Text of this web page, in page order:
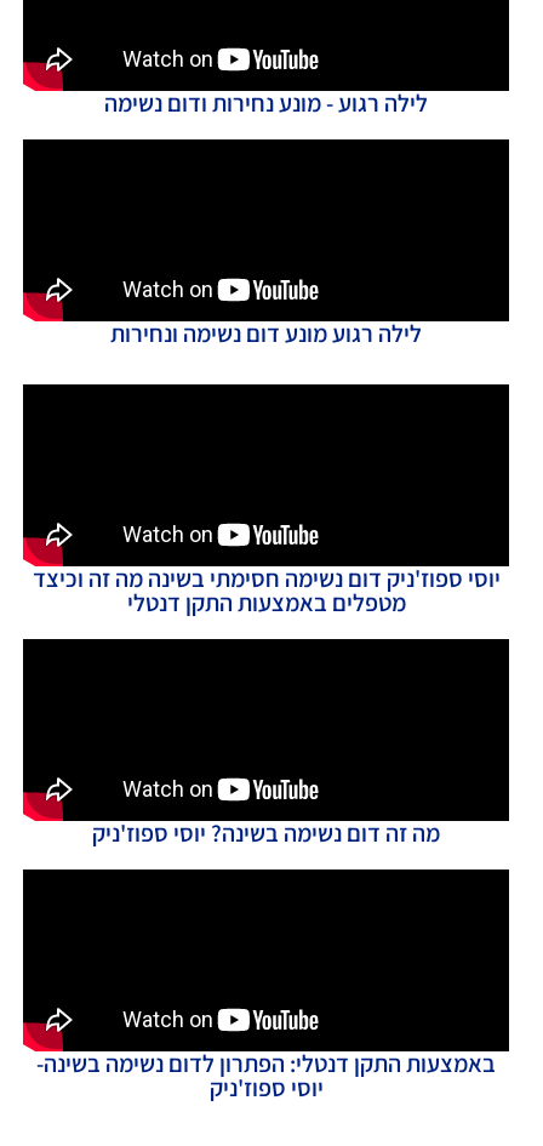
לילה רגוע - מונע נחירות ודום נשימה
לילה רגוע מונע דום נשימה ונחירות
יוסי ספוז'ניק דום נשימה חסימתי בשינה מה זה וכיצד
מטפלים באמצעות התקן דנטלי
מה זה דום נשימה בשינה? יוסי ספוז'ניק
באמצעות התקן דנטלי: הפתרון לדום נשימה בשינה-
יוסי ספוז'ניק